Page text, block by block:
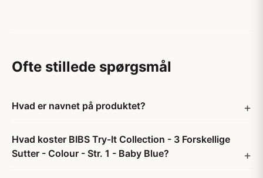
Ofte stillede spørgsmål
Hvad er navnet på produktet?
Hvad koster BIBS Try-It Collection - 3 Forskellige
Sutter - Colour - Str. 1 - Baby Blue?